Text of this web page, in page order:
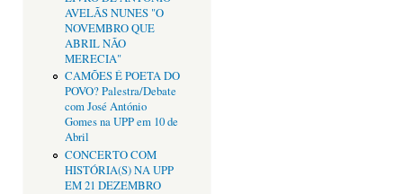
AVELÃS NUNES "O
NOVEMBRO QUE
ABRIL NÃO
MERECIA"
CAMÕES É POETA DO
POVO? Palestra/Debate
com José António
Gomes na UPP em 10 de
Abril
CONCERTO COM
HISTÓRIA(S) NA UPP
EM 21 DEZEMBRO